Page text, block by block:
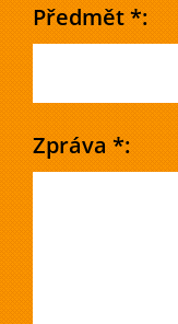
Předmět *:
Zpráva *: